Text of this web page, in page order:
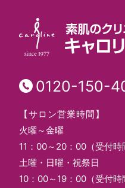
0120-150-
【サロン営業時間】
火曜～金曜
11：00～20：00（受付時
土曜・日曜・祝祭日
10：00～19：00（受付時